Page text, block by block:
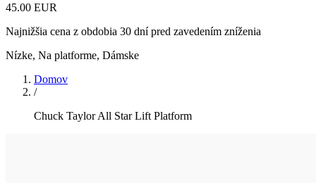
45.00 EUR
Najnižšia cena z obdobia 30 dní pred zavedením zníženia
Nízke, Na platforme, Dámske
Domov
/
Chuck Taylor All Star Lift Platform